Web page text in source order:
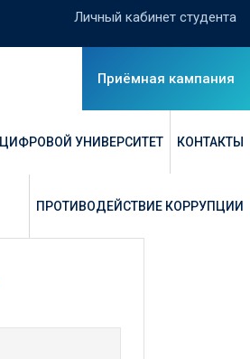
Личный кабинет студента
Приёмная кампания
ЦИФРОВОЙ УНИВЕРСИТЕТ КОНТАКТЫ
ПРОТИВОДЕЙСТВИЕ КОРРУПЦИИ